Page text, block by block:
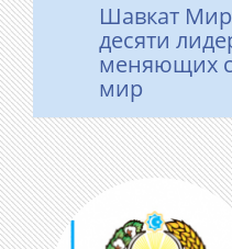
Шавкат
десяти
меняющих
мир